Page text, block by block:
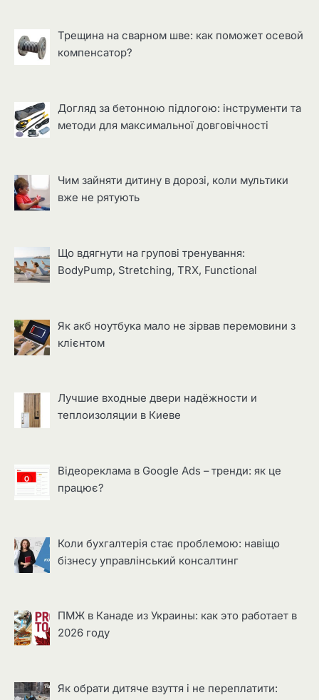
Трещина на сварном шве: как поможет осевой
компенсатор?
Догляд за бетонною підлогою: інструменти та
методи для максимальної довговічності
Чим зайняти дитину в дорозі, коли мультики
вже не рятують
Що вдягнути на групові тренування:
BodyPump, Stretching, TRX, Functional
Як акб ноутбука мало не зірвав перемовини з
клієнтом
Лучшие входные двери надёжности и
теплоизоляции в Киеве
Відеореклама в Google Ads – тренди: як це
працює?
Коли бухгалтерія стає проблемою: навіщо
бізнесу управлінський консалтинг
ПМЖ в Канаде из Украины: как это работает в
2026 году
Як обрати дитяче взуття і не переплатити: